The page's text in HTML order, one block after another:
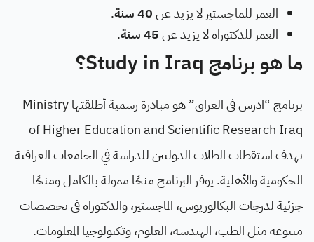
العمر للماجستير لا يزيد عن40 سنة
.
العمر للدكتوراه لا يزيد عن45 سنة .
ما هو برنامج Study in Iraq؟
برنامج “ادرس في العراق” هو مبادرة رسمية أطلقتها Ministry
of Higher Education and Scientific Research Iraq
بهدف استقطاب الطلاب الدوليين للدراسة في الجامعات العراقية
الحكومية والأهلية. يوفر البرنامج منحًا ممولة بالكامل ومنحًا
جزئية لدرجات البكالوريوس، الماجستير، والدكتوراه في تخصصات
متنوعة مثل الطب، الهندسة، العلوم، وتكنولوجيا المعلومات.